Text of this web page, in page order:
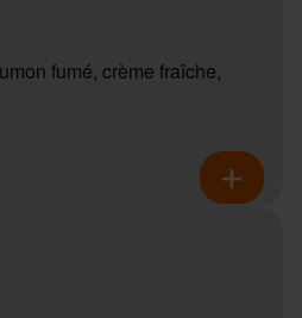
fumé, crème fraîche,